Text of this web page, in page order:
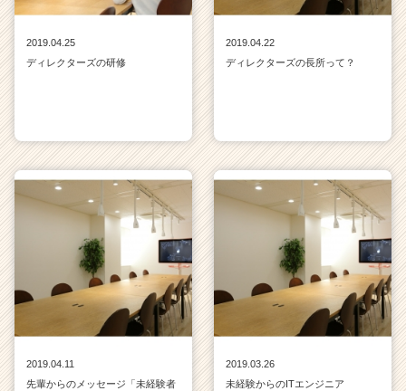
2019.04.25
ディレクターズの研修
2019.04.22
ディレクターズの長所って？
2019.04.11
先輩からのメッセージ「未経験者
2019.03.26
未経験からのITエンジニア